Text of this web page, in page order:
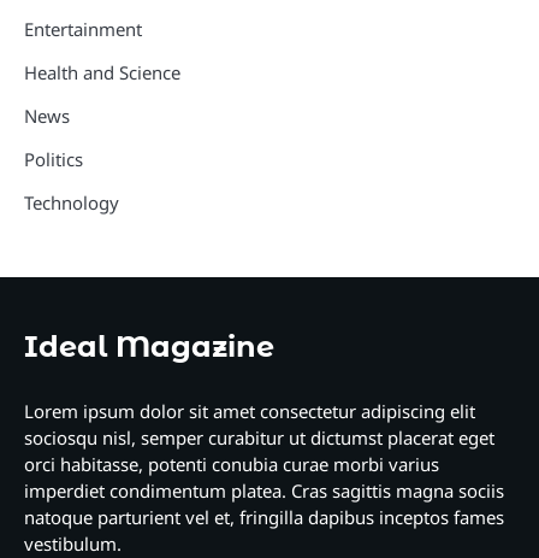
Entertainment
Health and Science
News
Politics
Technology
Ideal Magazine
Lorem ipsum dolor sit amet consectetur adipiscing elit
sociosqu nisl, semper curabitur ut dictumst placerat eget
orci habitasse, potenti conubia curae morbi varius
imperdiet condimentum platea. Cras sagittis magna sociis
natoque parturient vel et, fringilla dapibus inceptos fames
vestibulum.